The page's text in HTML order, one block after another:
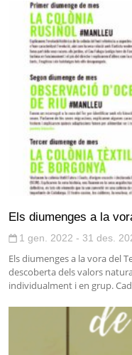
Els diumenges a la
1 gen. 2022 - 31 des.
Els diumenges a la vora del
descoberta dels valors
individualment i en grup.